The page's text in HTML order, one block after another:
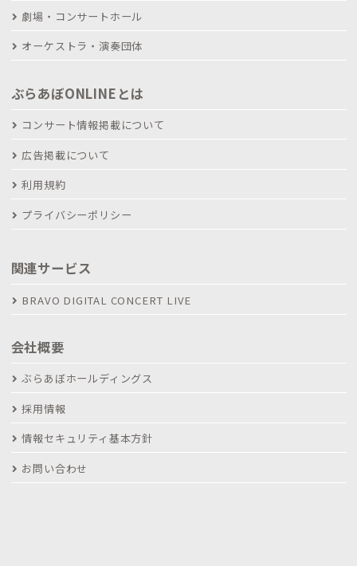
劇場・コンサートホール
オーケストラ・演奏団体
ぶらあぼONLINEとは
コンサート情報掲載について
広告掲載について
利用規約
プライバシーポリシー
関連サービス
BRAVO DIGITAL CONCERT LIVE
会社概要
ぶらあぼホールディングス
採用情報
情報セキュリティ基本方針
お問い合わせ